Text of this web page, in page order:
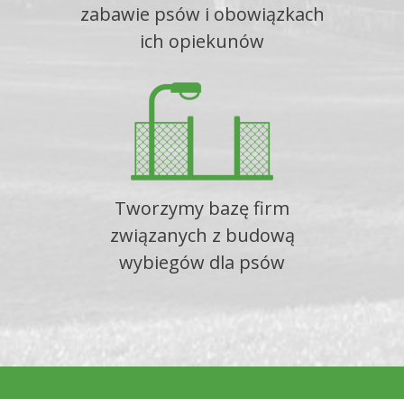
zabawie psów i obowiązkach
ich opiekunów
Tworzymy bazę firm
związanych z budową
wybiegów dla psów